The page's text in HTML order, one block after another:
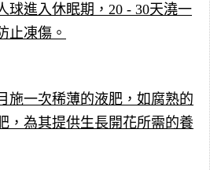
球進入休眠期，20 - 30天澆一
止凍傷。
施一次稀薄的液肥，如腐熟的
，為其提供生長開花所需的養